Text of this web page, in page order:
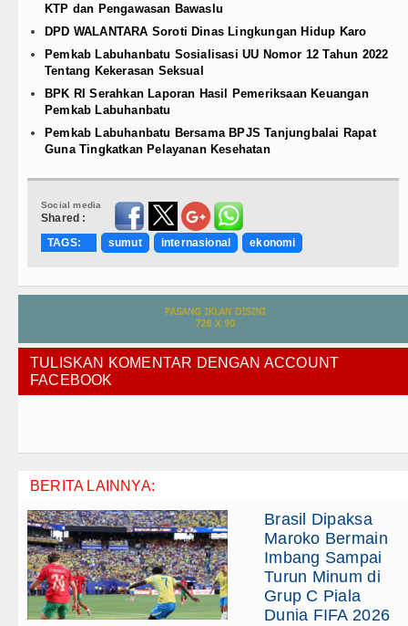
KTP dan Pengawasan Bawaslu
DPD WALANTARA Soroti Dinas Lingkungan Hidup Karo
Pemkab Labuhanbatu Sosialisasi UU Nomor 12 Tahun 2022
Tentang Kekerasan Seksual
BPK RI Serahkan Laporan Hasil Pemeriksaan Keuangan
Pemkab Labuhanbatu
Pemkab Labuhanbatu Bersama BPJS Tanjungbalai Rapat
Guna Tingkatkan Pelayanan Kesehatan
Social media
Shared :
TAGS:
sumut internasional ekonomi
TULISKAN KOMENTAR DENGAN ACCOUNT
FACEBOOK
BERITA LAINNYA:
Brasil Dipaksa
Maroko Bermain
Imbang Sampai
Turun Minum di
Grup C Piala
Dunia FIFA 2026